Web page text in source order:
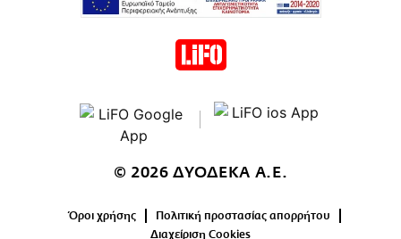
© 2026 ΔΥΟΔΕΚΑ Α.Ε.
Όροι χρήσης
Πολιτική προστασίας απορρήτου
Διαχείριση Cookies